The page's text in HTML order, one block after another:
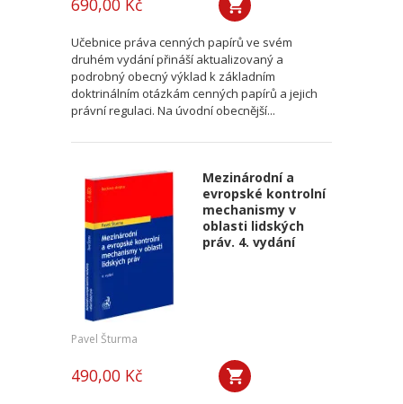
690,00 Kč
Učebnice práva cenných papírů ve svém
druhém vydání přináší aktualizovaný a
podrobný obecný výklad k základním
doktrinálním otázkám cenných papírů a jejich
právní regulaci. Na úvodní obecnější...
Mezinárodní a
evropské kontrolní
mechanismy v
oblasti lidských
práv. 4. vydání
Pavel Šturma
490,00 Kč